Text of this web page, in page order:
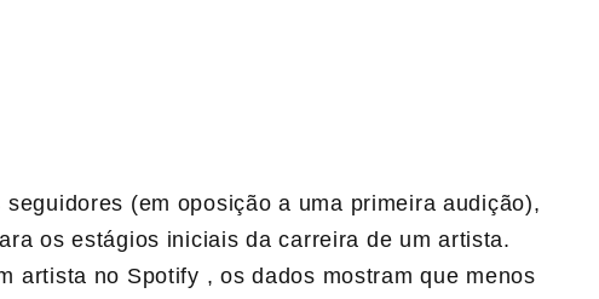
(em oposição a uma primeira audição),
os estágios iniciais da carreira de um artista.
artista no Spotify , os dados mostram que menos